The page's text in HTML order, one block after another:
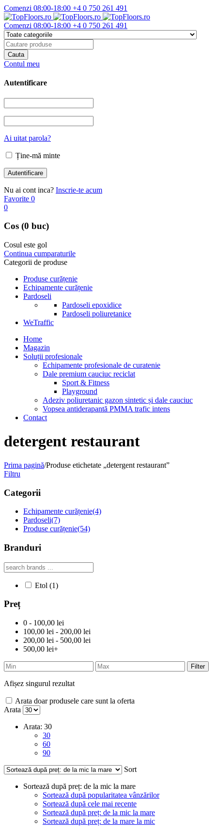
Comenzi 08:00-18:00 +4 0 750 261 491
Comenzi 08:00-18:00 +4 0 750 261 491
Contul meu
Autentificare
Ai uitat parola?
Ține-mă minte
Nu ai cont inca? Inscrie-te acum
Favorite 0
0
Cos (0 buc)
Cosul este gol
Continua cumparaturile
Categorii de produse
Produse curățenie
Echipamente curățenie
Pardoseli
Pardoseli epoxidice
Pardoseli poliuretanice
WeTraffic
Home
Magazin
Soluții profesionale
Echipamente profesionale de curatenie
Dale premium cauciuc reciclat
Sport & Fitness
Playground
Adeziv poliuretanic gazon sintetic și dale cauciuc
Vopsea antiderapantă PMMA trafic intens
Contact
detergent restaurant
Prima pagină/Produse etichetate „detergent restaurant”
Filtru
Categorii
Echipamente curățenie(4)
Pardoseli(7)
Produse curățenie(54)
Branduri
Etol (1)
Preț
0 - 100,00 lei
100,00 lei - 200,00 lei
200,00 lei - 500,00 lei
500,00 lei+
Filter
Afișez singurul rezultat
Arata doar produsele care sunt la oferta
Arata
Arata: 30
30
60
90
Sort
Sortează după preț: de la mic la mare
Sortează după popularitatea vânzărilor
Sortează după cele mai recente
Sortează după preț: de la mic la mare
Sortează după preț: de la mare la mic